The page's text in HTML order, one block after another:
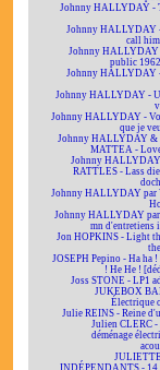
Johnny HALLYDAY -
Johnny HALLYDAY
call him
Johnny HALLYDAY
public
Johnny HALLYDAY
Johnny HALLYDAY -
Johnny HALLYDAY -
que je
Johnny HALLYDAY &
MATTEA -
Johnny
RATTLES - Lass
Johnny HALLYDAY par
Johnny HALLYDAY
mn d'entretiens
Jon HOPKINS - Light
JOSEPH Pepino - Ha ha
! He He !
Joss STONE - LP1
JUKEBOX
Électrique
Julie REINS - Reine
Julien CLERC -
déménage
INDÉPENDANTS -